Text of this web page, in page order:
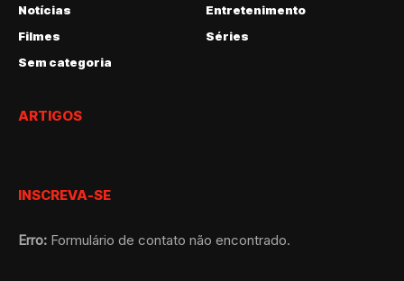
Notícias
Entretenimento
Filmes
Séries
Sem categoria
ARTIGOS
INSCREVA-SE
Erro: Formulário de contato não encontrado.